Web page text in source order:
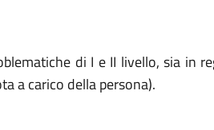
di I e II livello, sia in
a carico della persona).